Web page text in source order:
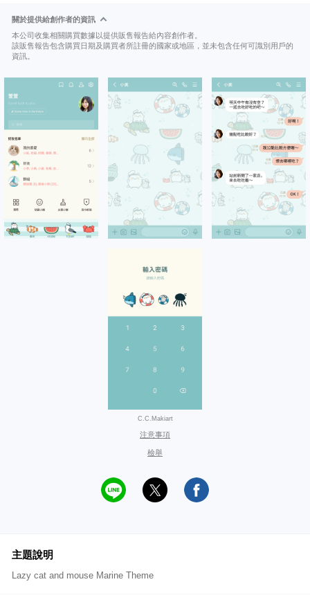
關於提供給創作者的資訊
本公司收集相關購買數據以提供販售報告給內容創作者。
該販售報告包含購買日期及購買者所註冊的國家或地區，並未包含任何可識別用戶的
資訊。
C.C.Makiart
注意事項
檢舉
主題說明
Lazy cat and mouse Marine Theme